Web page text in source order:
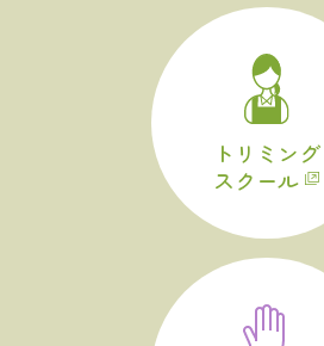
トリミング
スクール